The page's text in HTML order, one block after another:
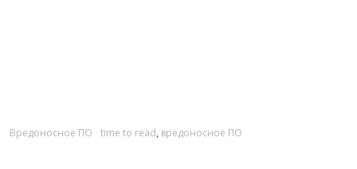
C
Вредоносное ПО
T
time to read, вредоносное ПО